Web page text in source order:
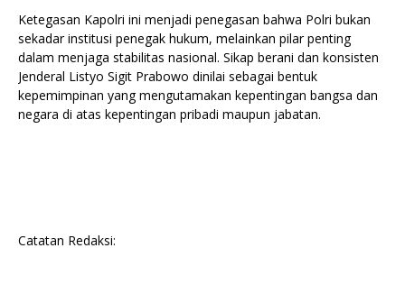
Ketegasan Kapolri ini menjadi penegasan bahwa Polri bukan
sekadar institusi penegak hukum, melainkan pilar penting
dalam menjaga stabilitas nasional. Sikap berani dan konsisten
Jenderal Listyo Sigit Prabowo dinilai sebagai bentuk
kepemimpinan yang mengutamakan kepentingan bangsa dan
negara di atas kepentingan pribadi maupun jabatan.
Catatan Redaksi: